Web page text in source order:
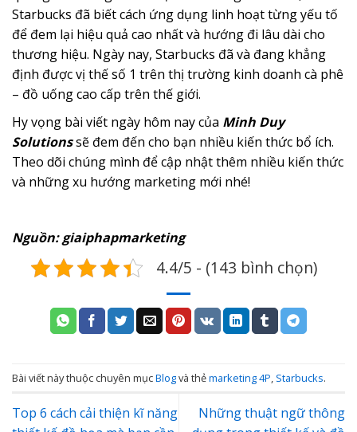
Starbucks đã biết cách ứng dụng linh hoạt từng yếu tố
để đem lại hiệu quả cao nhất và hướng đi lâu dài cho
thương hiệu. Ngày nay, Starbucks đã và đang khẳng
định được vị thế số 1 trên thị trường kinh doanh cà phê
– đồ uống cao cấp trên thế giới.
Hy vọng bài viết ngày hôm nay của Minh Duy
Solutionssẽ đem đến cho bạn nhiều kiến thức bổ ích.
Theo dõi chúng mình để cập nhật thêm nhiều kiến thức
và những xu hướng marketing mới nhé!
Nguồn: giaiphapmarketing
4.4/5 - (143 bình chọn)
Bài viết này thuộc chuyên mụcBlogvà thẻmarketing 4P, Starbucks.
Top 6 cách cải thiện kĩ năng
Những thuật ngữ thông